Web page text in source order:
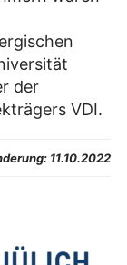
der
VDI.
11.10.2022